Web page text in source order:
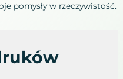
pomysły w rzeczywistość.